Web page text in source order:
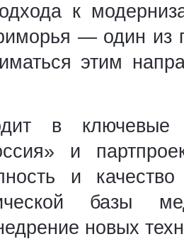
к
— один из
этим
в ключевые
и
и качество
базы
новых